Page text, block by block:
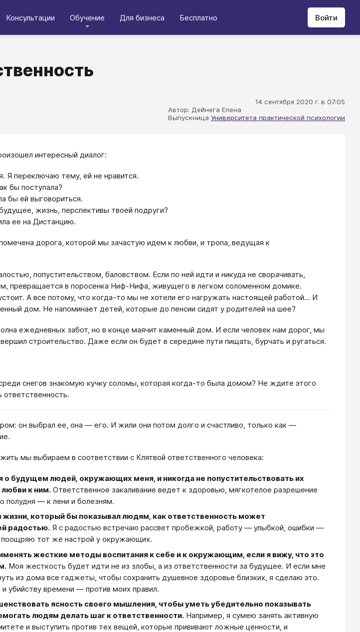
Консультации Обучение Для бизнеса Бесплатно Войти
14 сентября 2020 г. в 07:05
Автор: Дейнега Елена
Выпускница Университета практической психологии
интересный диалог:
переключаю тему, ей не нравится.
бы поступала?
бы ей выговориться.
жизнь, перспективы твоей подруги?
ее на Дистанцию.
дорога, которой мы зачастую идем к любви, и тропа, ведущая к
попустительством, баловством. Если по ней идти и никуда не сворачивать,
превращается в поросенка Ниф-Нифа, живущего в легком соломенном домике.
А все потому, что когда-то мы не хотели его нагружать настоящей работой… И
дом. Не напоминает детей, которые до пенсии сидят у родителей на шее?
ежедневных забот, но в конце маячит каменный дом. И если человек нам дорог, мы
строительство. Даже если он будет в середине пути пищать, бурчать и ругаться.
снегов знакомую кучку соломы, которая когда-то была домом? Не ждите этого
ответственность.
он выбрал ее, она — его. И жили они потом долго и счастливо, только как —
мы выбираем в соответствии с Клятвой ответственного человека:
о будущем людей, окружающих меня, и никогда не попустительствовать их
к ним. Ответственное закаливание ведет к здоровью, мягкотелое разрешение
полудня — к лени и болезням.
жизни, который бы показывал людям, как ответственность может
радостью. Я с радостью встречаю рассвет пробежкой, работу — улыбкой, ошибки —
поощряю тот же настрой у окружающих.
жесткие методы воспитания к себе и к окружающим, если я вижу, что это
Моя жесткость будет идти не из злобы, а из ответственности за будущее. И если мне
из дома все гаджеты, чтобы сохранить душевное здоровье близких, я сделаю это.
убийству времени — против моих правил.
ясность своего мышления, чтобы уметь убедительно показывать
людям делать шаг к ответственности. Например, я сумею занять активную
и выступить против тех вещей, которые прививают ложные ценности, и